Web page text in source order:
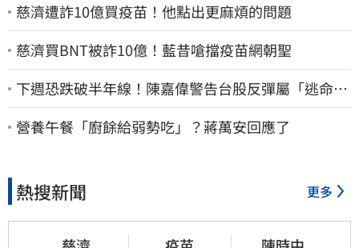
慈濟遭詐10億買疫苗！他點出更麻煩的問題
慈濟買BNT被詐10億！藍昔嗆擋疫苗網朝聖
下週恐跌破半年線！陳嘉偉警告台股反彈屬「逃命
波」：空頭大屠殺剛開始
營養午餐「廚餘給弱勢吃」？蔣萬安回應了
熱搜新聞 更多